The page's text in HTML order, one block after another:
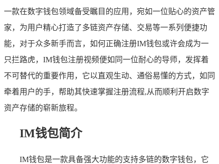
一款在数字钱包领域备受瞩目的应用，宛如一位贴心的资产管
家，为用户精心打造了多链资产存储、交易等一系列便捷功
能，对于众多新手而言，如何正确注册IM钱包或许会成为一
只拦路虎，IM钱包注册视频便如同一位耐心的导师，发挥着
不可替代的重要作用，它以直观生动、通俗易懂的方式，如同
牵着用户的手，帮助其快速掌握注册流程,从而顺利开启数字
资产存储的崭新旅程。
IM钱包简介
IM钱包是一款具备强大功能的支持多链的数字钱包，它